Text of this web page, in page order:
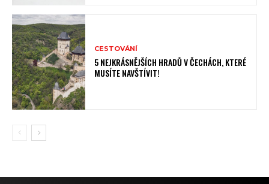
CESTOVÁNÍ
5 NEJKRÁSNĚJŠÍCH HRADŮ V ČECHÁCH, KTERÉ
MUSÍTE NAVŠTÍVIT!